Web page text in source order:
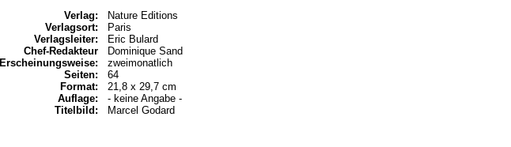
Verlag:
Verlagsort:
Verlagsleiter:
Chef-Redakteur
Erscheinungsweise:
Seiten:
Format:
Auflage:
Titelbild:
Nature Editions
Paris
Eric Bulard
Dominique Sand
zweimonatlich
64
21,8 x 29,7 cm
- keine Angabe -
Marcel Godard